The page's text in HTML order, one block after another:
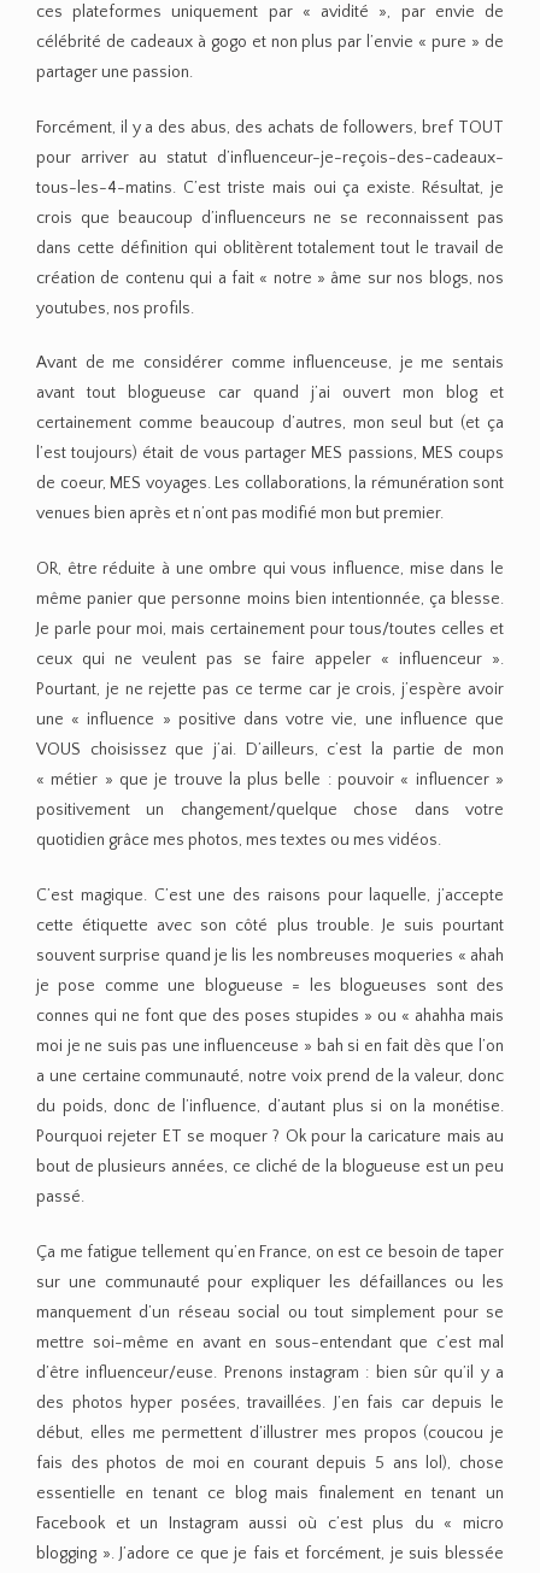
ces plateformes uniquement par « avidité », par envie de
célébrité de cadeaux à gogo et non plus par l’envie « pure » de
partager une passion.
Forcément, il y a des abus, des achats de followers, bref TOUT
pour arriver au statut d’influenceur-je-reçois-des-cadeaux-
tous-les-4-matins. C’est triste mais oui ça existe. Résultat, je
crois que beaucoup d’influenceurs ne se reconnaissent pas
dans cette définition qui oblitèrent totalement tout le travail de
création de contenu qui a fait « notre » âme sur nos blogs, nos
youtubes, nos profils.
Avant de me considérer comme influenceuse, je me sentais
avant tout blogueuse car quand j’ai ouvert mon blog et
certainement comme beaucoup d’autres, mon seul but (et ça
l’est toujours) était de vous partager MES passions, MES coups
de coeur, MES voyages. Les collaborations, la rémunération sont
venues bien après et n’ont pas modifié mon but premier.
OR, être réduite à une ombre qui vous influence, mise dans le
même panier que personne moins bien intentionnée, ça blesse.
Je parle pour moi, mais certainement pour tous/toutes celles et
ceux qui ne veulent pas se faire appeler « influenceur ».
Pourtant, je ne rejette pas ce terme car je crois, j’espère avoir
une « influence » positive dans votre vie, une influence que
VOUS choisissez que j’ai. D’ailleurs, c’est la partie de mon
« métier » que je trouve la plus belle : pouvoir « influencer »
positivement un changement/quelque chose dans votre
quotidien grâce mes photos, mes textes ou mes vidéos.
C’est magique. C’est une des raisons pour laquelle, j’accepte
cette étiquette avec son côté plus trouble. Je suis pourtant
souvent surprise quand je lis les nombreuses moqueries « ahah
je pose comme une blogueuse = les blogueuses sont des
connes qui ne font que des poses stupides » ou « ahahha mais
moi je ne suis pas une influenceuse » bah si en fait dès que l’on
a une certaine communauté, notre voix prend de la valeur, donc
du poids, donc de l’influence, d’autant plus si on la monétise.
Pourquoi rejeter ET se moquer ? Ok pour la caricature mais au
bout de plusieurs années, ce cliché de la blogueuse est un peu
passé.
Ça me fatigue tellement qu’en France, on est ce besoin de taper
sur une communauté pour expliquer les défaillances ou les
manquement d’un réseau social ou tout simplement pour se
mettre soi-même en avant en sous-entendant que c’est mal
d’être influenceur/euse. Prenons instagram : bien sûr qu’il y a
des photos hyper posées, travaillées. J’en fais car depuis le
début, elles me permettent d’illustrer mes propos (coucou je
fais des photos de moi en courant depuis 5 ans lol), chose
essentielle en tenant ce blog mais finalement en tenant un
Facebook et un Instagram aussi où c’est plus du « micro
blogging ». J’adore ce que je fais et forcément, je suis blessée